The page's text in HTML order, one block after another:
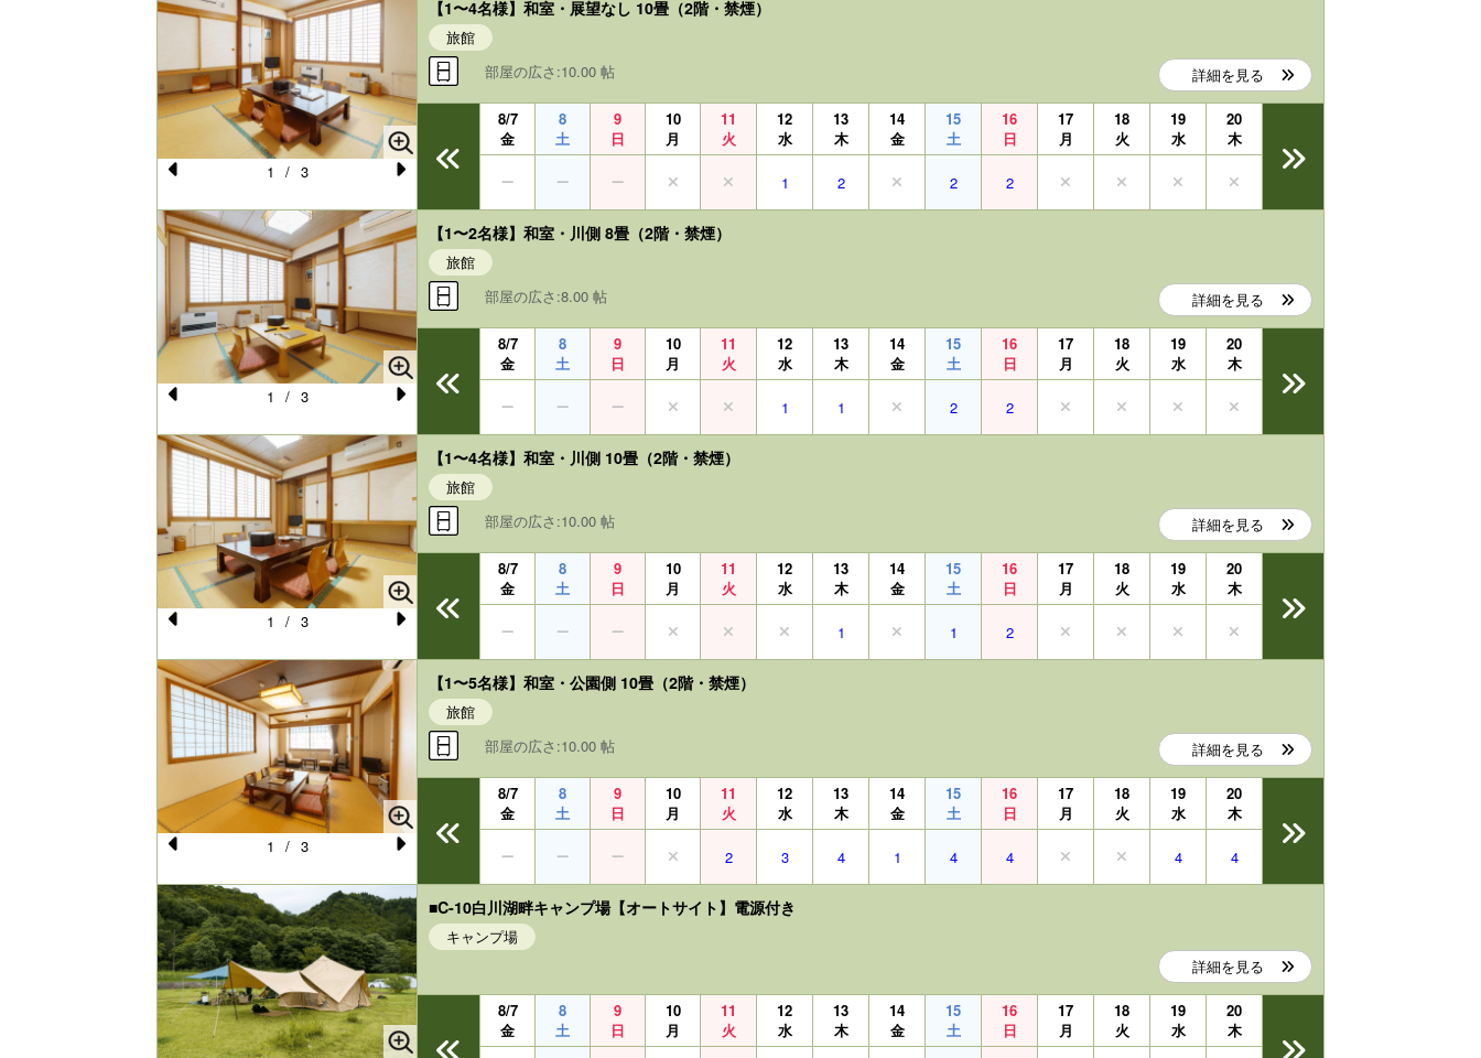
o
u
e
u
e
1 / 3
【1〜4名様】和室・展望なし 10畳（2階・禁煙）
旅館
部屋の広さ:10.00 帖
詳細を見る
8/7
金
8
土
9
日
10
月
11
火
12
水
13
木
14
金
15
土
16
日
17
月
18
火
19
水
20
木
1 2 2 2
e
vi
o
u
s
e
xt
1 / 3
【1〜2名様】和室・川側 8畳（2階・禁煙）
旅館
部屋の広さ:8.00 帖
詳細を見る
8/7
金
8
土
9
日
10
月
11
火
12
水
13
木
14
金
15
土
16
日
17
月
18
火
19
水
20
木
1 1 2 2
e
vi
o
s
e
xt
1 / 3
【1〜4名様】和室・川側 10畳（2階・禁煙）
旅館
部屋の広さ:10.00 帖
詳細を見る
8/7
金
8
土
9
日
10
月
11
火
12
水
13
木
14
金
15
土
16
日
17
月
18
火
19
水
20
木
1 1 2
e
vi
o
u
s
e
xt
1 / 3
【1〜5名様】和室・公園側 10畳（2階・禁煙）
旅館
部屋の広さ:10.00 帖
詳細を見る
8/7
金
8
土
9
日
10
月
11
火
12
水
13
木
14
金
15
土
16
日
17
月
18
火
19
水
20
木
2 3 4 1 4 4 4 4
■C-10白川湖畔キャンプ場【オートサイト】電源付き
キャンプ場
詳細を見る
8/7
金
8
土
9
日
10
月
11
火
12
水
13
木
14
金
15
土
16
日
17
月
18
火
19
水
20
木